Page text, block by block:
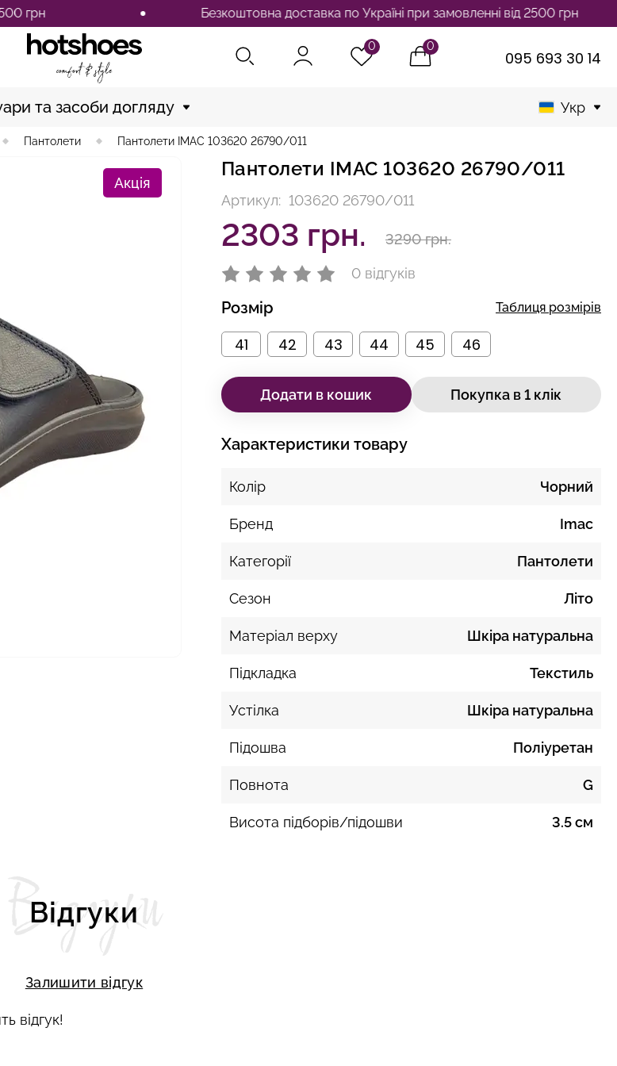
Безкоштовна доставка по Україні при замовленні від 2500 грн
0 0
095 693 30 14
та засоби догляду Укр
Пантолети Пантолети IMAC 103620 26790/011
Акція
Пантолети IMAC 103620 26790/011
Артикул: 103620 26790/011
2303 грн. 3290 грн.
0 відгуків
Розмір Таблиця розмірів
41 42 43 44 45 46
Додати в кошик Покупка в 1 клік
Характеристики товару
Колір Чорний
Бренд Imac
Категорії Пантолети
Сезон Літо
Матеріал верху Шкіра натуральна
Підкладка Текстиль
Устілка Шкіра натуральна
Підошва Поліуретан
Повнота G
Висота підборів/підошви 3.5 см
Відгуки
Відгуки
Залишити відгук
відгук!